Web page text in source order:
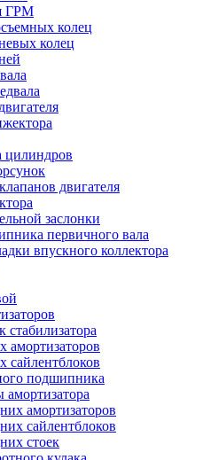
ГРМ
колец
колец
цилиндров
двигателя
заслонки
первичного вала
впускного коллектора
стабилизатора
амортизаторов
сайлентблоков
подшипника
амортизаторов
сайлентблоков
стоек